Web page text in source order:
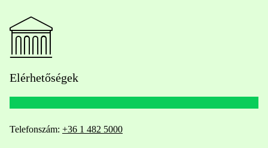
Elérhetőségek
Telefonszám: +36 1 482 5000